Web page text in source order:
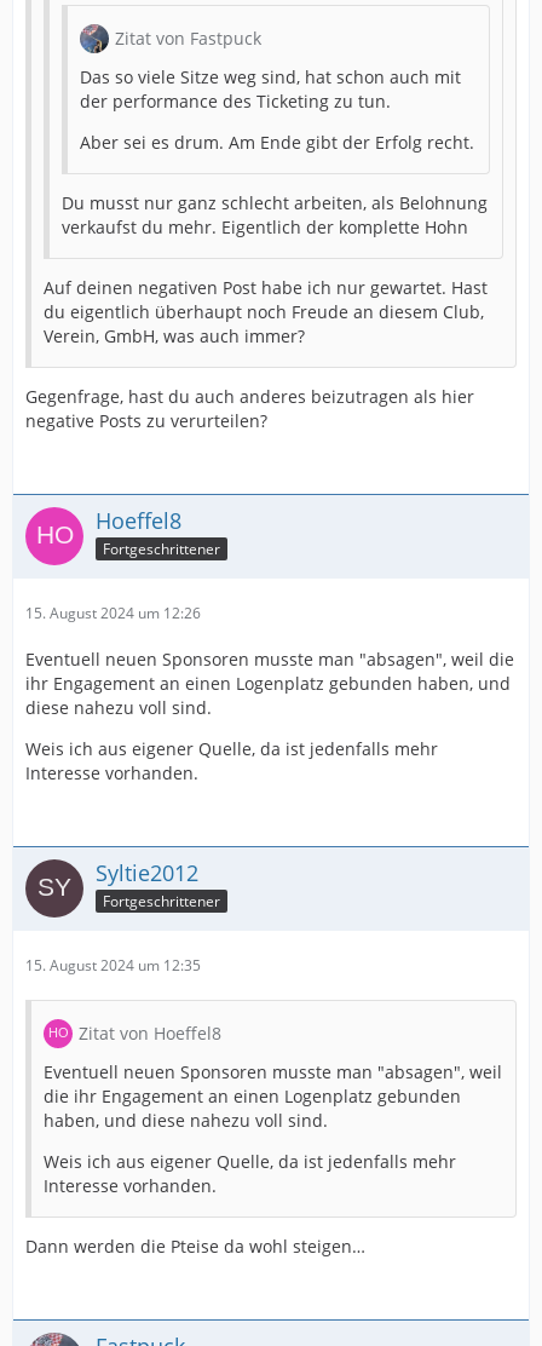
Zitat von Fastpuck
Das so viele Sitze weg sind, hat schon auch mit
der performance des Ticketing zu tun.
Aber sei es drum. Am Ende gibt der Erfolg recht.
Du musst nur ganz schlecht arbeiten, als Belohnung
verkaufst du mehr. Eigentlich der komplette Hohn
Auf deinen negativen Post habe ich nur gewartet. Hast
du eigentlich überhaupt noch Freude an diesem Club,
Verein, GmbH, was auch immer?
Gegenfrage, hast du auch anderes beizutragen als hier
negative Posts zu verurteilen?
Hoeffel8
Fortgeschrittener
15. August 2024 um 12:26
Eventuell neuen Sponsoren musste man "absagen", weil die
ihr Engagement an einen Logenplatz gebunden haben, und
diese nahezu voll sind.
Weis ich aus eigener Quelle, da ist jedenfalls mehr
Interesse vorhanden.
Syltie2012
Fortgeschrittener
15. August 2024 um 12:35
Zitat von Hoeffel8
Eventuell neuen Sponsoren musste man "absagen", weil
die ihr Engagement an einen Logenplatz gebunden
haben, und diese nahezu voll sind.
Weis ich aus eigener Quelle, da ist jedenfalls mehr
Interesse vorhanden.
Dann werden die Pteise da wohl steigen…